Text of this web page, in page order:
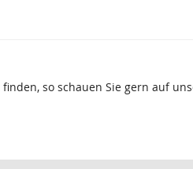
so schauen Sie gern auf